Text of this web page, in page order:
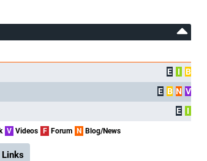
E I
B
E B N V
E I
V Videos F Forum N Blog/News